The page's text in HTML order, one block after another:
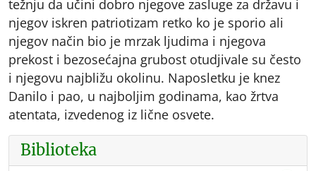
težnju da učini dobro njegove zasluge za državu i
njegov iskren patriotizam retko ko je sporio ali
njegov način bio je mrzak ljudima i njegova
prekost i bezosećajna grubost otudjivale su često
i njegovu najbližu okolinu. Naposletku je knez
Danilo i pao, u najboljim godinama, kao žrtva
atentata, izvedenog iz lične osvete.
Biblioteka